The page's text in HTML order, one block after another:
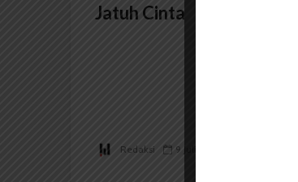
Jatuh Cinta
Redaksi 9 Juli 2017